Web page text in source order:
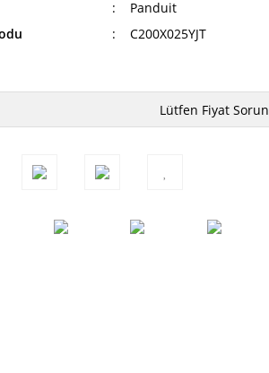
Panduit
C200X025YJT
Lütfen Fiyat Sorun